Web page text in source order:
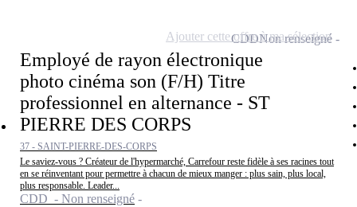
Employé de rayon électronique
photo cinéma son (F/H) Titre
professionnel en alternance - ST
PIERRE DES CORPS
37 - SAINT-PIERRE-DES-CORPS
Le saviez-vous ? Créateur de l'hypermarché, Carrefour reste fidèle à ses racines tout
en se réinventant pour permettre à chacun de mieux manger : plus sain, plus local,
plus responsable. Leader...
CDD - Non renseigné
CDDNon renseigné
Ajouter cette offre à ma sélection